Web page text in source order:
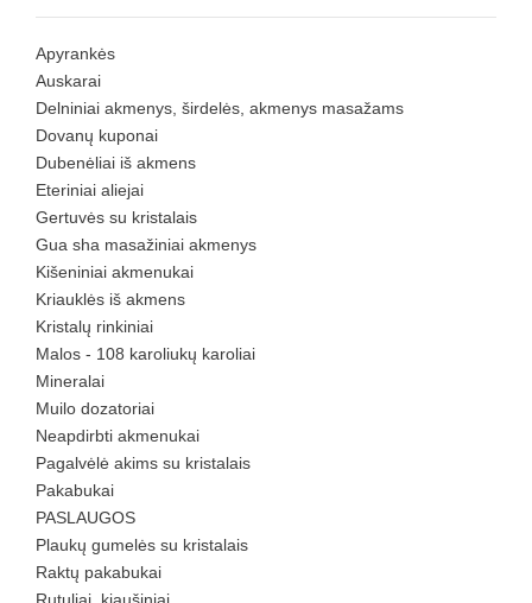
Apyrankės
Auskarai
Delniniai akmenys, širdelės, akmenys masažams
Dovanų kuponai
Dubenėliai iš akmens
Eteriniai aliejai
Gertuvės su kristalais
Gua sha masažiniai akmenys
Kišeniniai akmenukai
Kriauklės iš akmens
Kristalų rinkiniai
Malos - 108 karoliukų karoliai
Mineralai
Muilo dozatoriai
Neapdirbti akmenukai
Pagalvėlė akims su kristalais
Pakabukai
PASLAUGOS
Plaukų gumelės su kristalais
Raktų pakabukai